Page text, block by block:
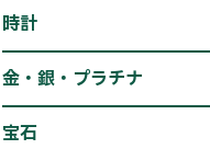
時計
金・銀・プラチナ
宝石